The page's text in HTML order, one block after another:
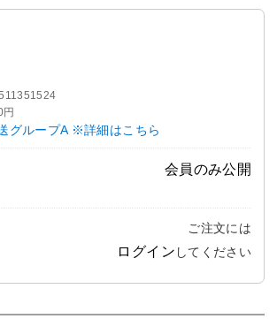
円
グループA ※詳細はこちら
会員のみ公開
ご注文には
ログイン してください